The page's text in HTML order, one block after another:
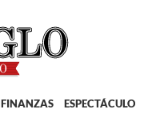
FINANZAS ESPECTÁCULOS